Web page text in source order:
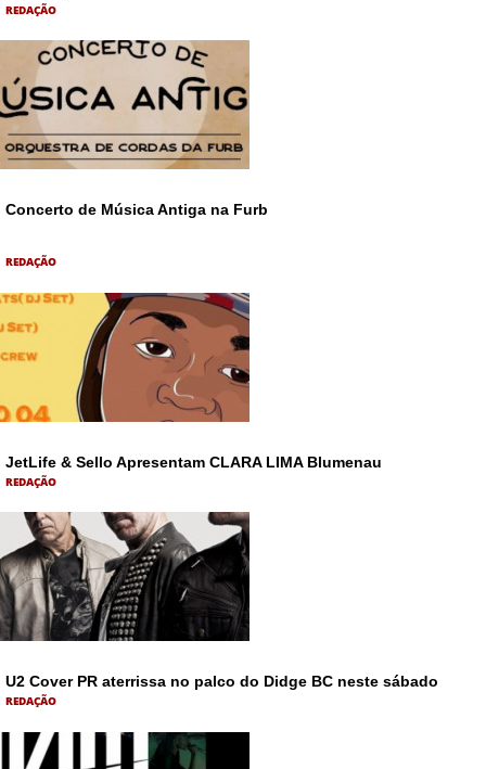
REDAÇÃO
Concerto de Música Antiga na Furb
REDAÇÃO
JetLife & Sello Apresentam CLARA LIMA Blumenau
REDAÇÃO
U2 Cover PR aterrissa no palco do Didge BC neste sábado
REDAÇÃO